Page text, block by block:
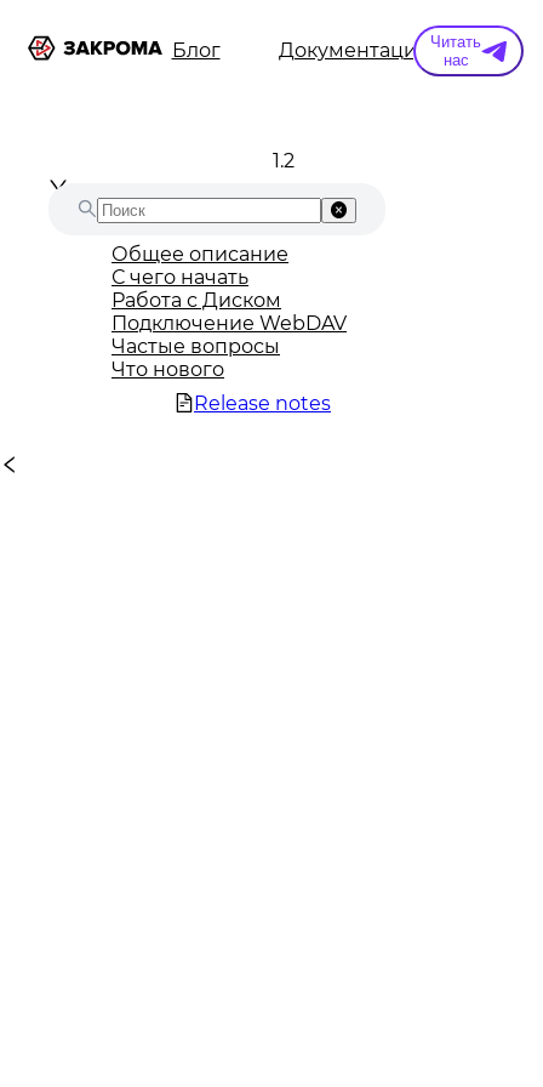
Информация Блог Документация
Читать
нас
1.2
Общее описание
С чего начать
Работа с Диском
Подключение WebDAV
Частые вопросы
Что нового
Release notes